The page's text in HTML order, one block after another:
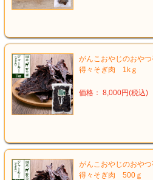
がんこおやじのおや
得々そぎ肉 1kｇ
価格： 8,000円(税込)
がんこおやじのおや
得々そぎ肉 500ｇ